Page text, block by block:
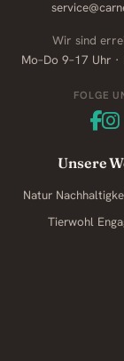
Wir sind
Mo–Do 9–17 Uhr
FOLGE
Unsere
Natur
Tierwohl